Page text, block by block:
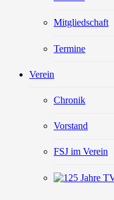
Mitgliedschaft
Termine
Verein
Chronik
Vorstand
FSJ im Verein